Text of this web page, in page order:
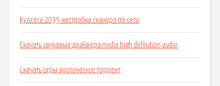
Kyocera 2035 настройка сканера по сети
Скачать звуковые драйвера nvidia high definition audio
Скачать игры эротические торрент